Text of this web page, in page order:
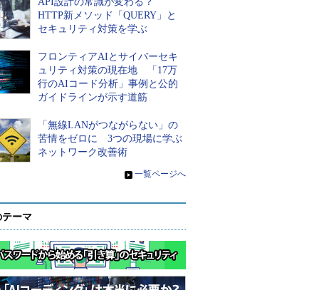
HTTP新メソッド「QUERY」と
セキュリティ対策を学ぶ
フロンティアAIとサイバーセキ
ュリティ対策の現在地 「17万
行のAIコード分析」事例と公的
ガイドラインが示す道筋
「無線LANがつながらない」の
苦情をゼロに 3つの現場に学ぶ
ネットワーク改善術
» 一覧ページへ
ーマ